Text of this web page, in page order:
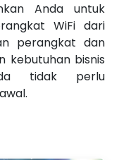
Anda untuk
WiFi dari
perangkat dan
kebutuhan bisnis
tidak perlu